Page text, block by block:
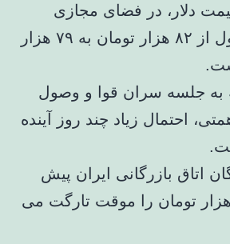
دلار، در فضای مجازی
نوشت: دلار فاز اول از ۸۲ هزار تومان به ۷۹ هزار
به جلسه سران قوا و وصول
احتمال زیاد چند روز آینده
اتاق بازرگانی ایران پیش
بینی کرد: من ۷۵ هزار تومان را موقت تارگت می